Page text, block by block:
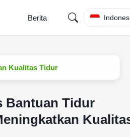
Berita
Kualitas Tidur
Bantuan Tidur